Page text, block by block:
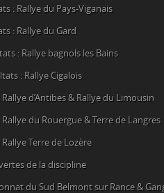
: Rallye du Pays-Viganais
: Rallye du Gard
: Rallye bagnols les Bains
: Rallye Cigalois
d’Antibes & Rallye du Limousin
du Rouergue & Terre de Langres
Terre de Lozère
de la discipline
du Sud Belmont sur Rance &